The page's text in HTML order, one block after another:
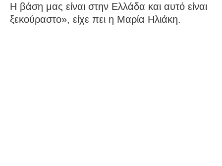
Η βάση μας είναι στην Ελλάδα και αυτό είναι
ξεκούραστο», είχε πει η Μαρία Ηλιάκη.